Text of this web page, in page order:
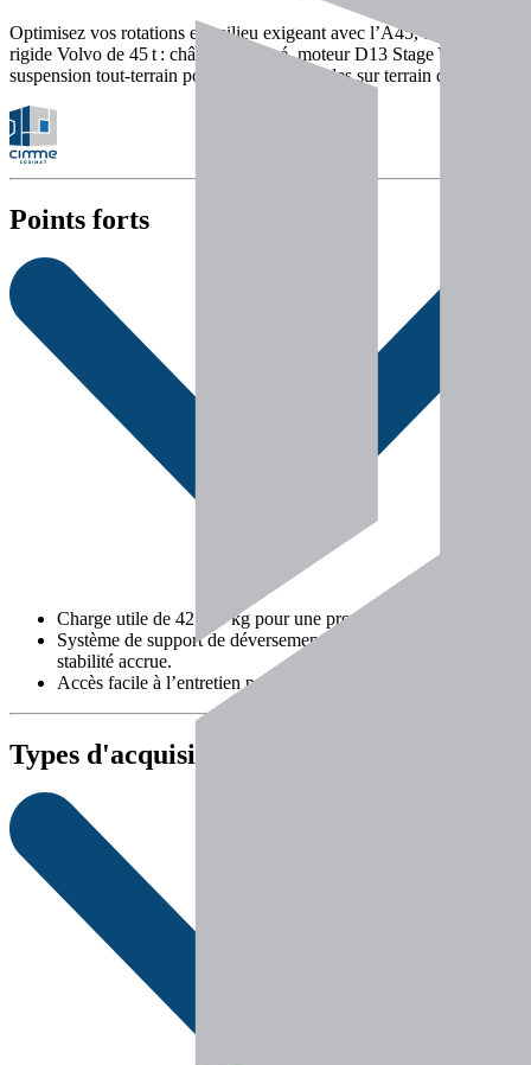
Optimisez vos rotations en milieu exigeant avec l’A45, tombereau
rigide Volvo de 45 t : châssis renforcé, moteur D13 Stage V et
suspension tout-terrain pour des tâches fluides sur terrain difficile.
Points forts
Charge utile de 42 000 kg pour une productivité maximale.
Système de support de déversement amélioré pour une
stabilité accrue.
Accès facile à l’entretien pour une disponibilité maximale.
Types d'acquisition